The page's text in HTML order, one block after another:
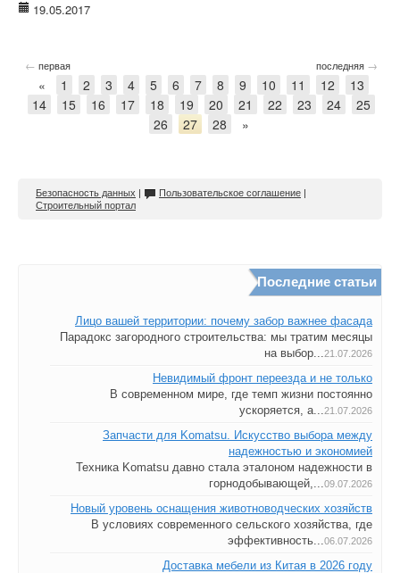
19.05.2017
← первая последняя →
« 1 2 3 4 5 6 7 8 9 10 11 12
13
14
15 16 17 18 19 20 21 22 23 24
25
26
27 28 »
Безопасность данных | Пользовательское соглашение |
Строительный портал
Последние статьи
Лицо вашей территории: почему забор важнее фасада
Парадокс загородного строительства: мы тратим месяцы
на выбор...21.07.2026
Невидимый фронт переезда и не только
В современном мире, где темп жизни постоянно
ускоряется, а...21.07.2026
Запчасти для Komatsu. Искусство выбора между
надежностью и экономией
Техника Komatsu давно стала эталоном надежности в
горнодобывающей,...09.07.2026
Новый уровень оснащения животноводческих хозяйств
В условиях современного сельского хозяйства, где
эффективность...06.07.2026
Доставка мебели из Китая в 2026 году